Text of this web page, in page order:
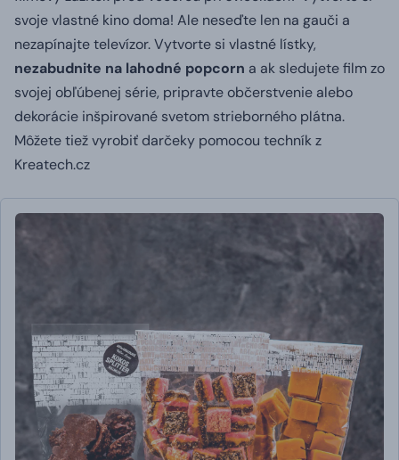
svoje vlastné kino doma! Ale neseďte len na gauči a
nezapínajte televízor. Vytvorte si vlastné lístky,
nezabudnite na lahodné popcorn a ak sledujete film zo
svojej obľúbenej série, pripravte občerstvenie alebo
dekorácie inšpirované svetom strieborného plátna.
Môžete tiež vyrobiť darčeky pomocou techník z
Kreatech.cz